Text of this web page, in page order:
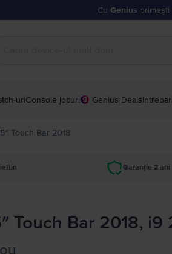
Cu Genius primești
uriConsole jocuri Genius Deals
Touch Bar 2018
Garanție 2 ani
Touch Bar 2018,